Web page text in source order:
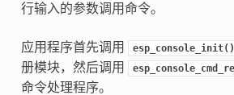
行输入的参数调用命令。
应用程序首先调用 esp_console_init()
册模块，然后调用
命令处理程序。